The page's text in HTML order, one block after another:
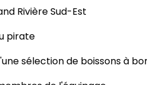
Rivière Sud-Est
pirate
sélection de boissons à